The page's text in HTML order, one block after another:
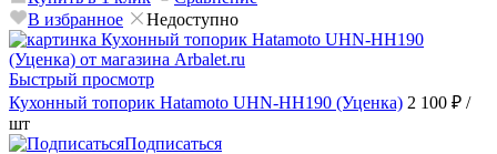
В избранное
Недоступно
Быстрый просмотр
Кухонный топорик Hatamoto UHN-HH190 (Уценка) 2 100 ₽ /
шт
Подписаться